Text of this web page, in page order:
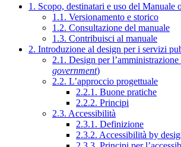
1. Scopo, destinatari e uso del Manuale
1.1. Versionamento e storico
1.2. Consultazione del manuale
1.3. Contribuisci al manuale
2. Introduzione al design per i servizi
2.1. Design per
government)
2.2. L’approccio progettuale
2.2.1. Buone pratiche
2.2.2. Principi
2.3. Accessibilità
2.3.1. Definizione
2.3.2. Accessibilità by